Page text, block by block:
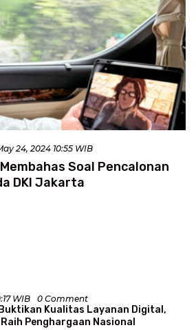
24, 2024 10:55 WIB
Soal Pencalonan
DKI Jakarta
WIB 0 Comment
Kualitas Layanan Digital,
Penghargaan Nasional